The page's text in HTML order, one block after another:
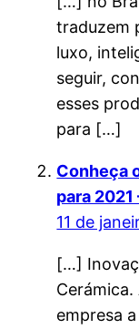
traduzem
luxo,
seguir,
esses
para […]
Conheça
para 2021
11 de
[…]
empresa